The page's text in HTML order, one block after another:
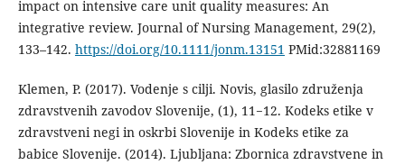
impact on intensive care unit quality measures: An
integrative review. Journal of Nursing Management, 29(2),
133–142. https://doi.org/10.1111/jonm.13151 PMid:32881169
Klemen, P. (2017). Vodenje s cilji. Novis, glasilo združenja
zdravstvenih zavodov Slovenije, (1), 11−12. Kodeks etike v
zdravstveni negi in oskrbi Slovenije in Kodeks etike za
babice Slovenije. (2014). Ljubljana: Zbornica zdravstvene in